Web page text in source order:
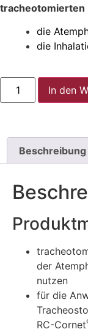
tracheotomierten
die
die
In den
Beschreibung
der
nutzen
für die
RC-Cornet